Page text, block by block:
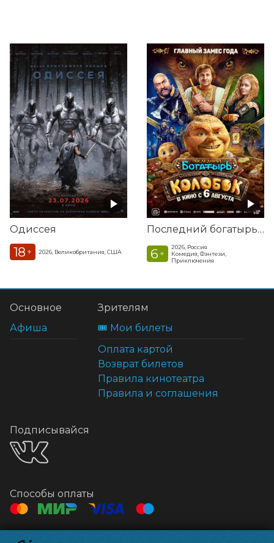
Одиссея
18 + 2026, Великобритания, США
Последний богатырь. Колобок
6 +
2026, Россия
Комедия, Фэнтези,
Приключения
Основное
Афиша
Зрителям
🎟️ Мои билеты
Оплата картой
Возврат билетов
Правила кинотеатра
Правила и соглашения
Подписывайся
Способы оплаты
Контакты